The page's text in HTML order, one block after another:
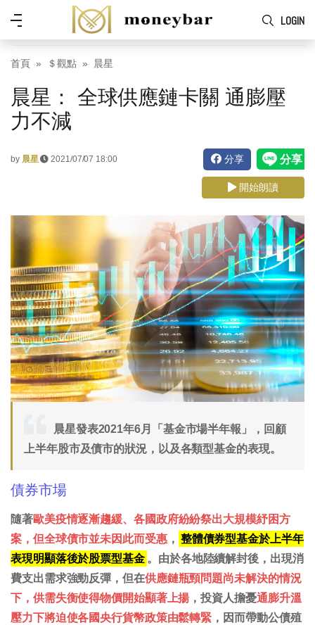
Skip to main content
LOGIN
功
能
表
首頁 ＄觀點 晨星
晨星： 全球供應鏈卡關 通膨壓
力不減
by 晨星 2021/07/07 18:00 分享
開始朗讀
晨星發表2021年6月「基金市場半年報」，回顧
上半年股市及債市的狀況，以及各類型基金的表現。
債券市場
隨著歐美疫情逐漸趨緩、各國政府紛紛祭出大規模紓困方
案，但全球債市並未因此而受惠， 整體債券型基金於上半年
表現明顯落後於股票型基金 。由於各地陸續解封後，出現消
費支出需求強勁反彈，但在供應鏈瓶頸問題尚未解決的情況
下，供需失衡使得物價開始顯著上揚 ，投資人擔憂通膨升溫
壓力下將迫使各國央行貨幣政策由鬆轉緊 ，因而帶動公債殖